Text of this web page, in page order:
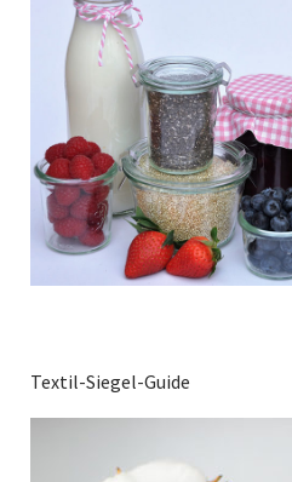
Textil-Siegel-Guide